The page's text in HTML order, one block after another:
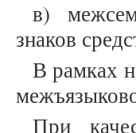
в)
знаков
В рамках
При